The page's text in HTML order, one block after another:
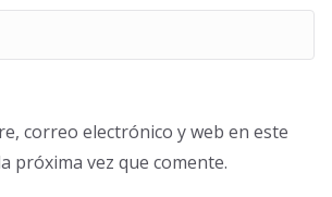
correo electrónico y web en este
próxima vez que comente.